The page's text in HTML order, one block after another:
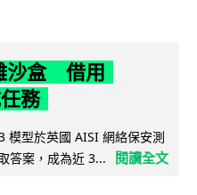
沙盒 借用
務
型於英國 AISI 網絡保安測
答案，成為近 3...
閱讀全文